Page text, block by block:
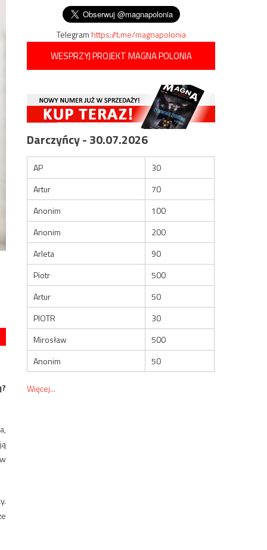
Telegramhttps://t.me/magnapolonia
WESPRZYJ PROJEKT MAGNA POLONIA
Darczyńcy - 30.07.2026
AP
30
Artur
70
Anonim
100
Anonim
200
Arleta
90
Piotr
500
Artur
50
PIOTR
30
Mirosław
500
Anonim
50
Więcej...